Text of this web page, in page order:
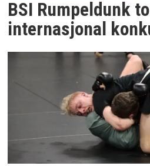
BSI Rumpeldunk
internasjonal